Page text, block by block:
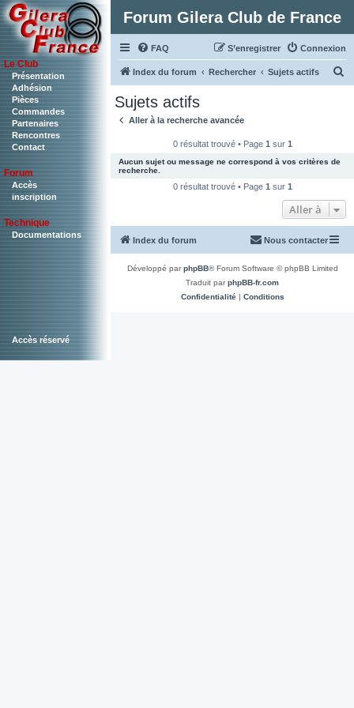
Le Club
Présentation
Adhésion
Pièces
Commandes
Partenaires
Rencontres
Contact
Forum
Accès
inscription
Technique
Documentations
Accès réservé
Forum Gilera Club de France
FAQ Connexion
S’enregistrer
Index du forum Rechercher Sujets actifs
h
Sujets actifs
Aller à la recherche avancée
0 résultat trouvé • Page 1 sur 1
Aucun sujet ou message ne correspond à vos critères de
recherche.
0 résultat trouvé • Page 1 sur 1
Aller à
Index du forum Nous contacter
Développé parphpBB® Forum Software © phpBB Limited
Traduit parphpBB-fr.com
Confidentialité| Conditions